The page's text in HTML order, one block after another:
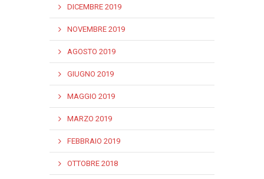
DICEMBRE 2019
NOVEMBRE 2019
AGOSTO 2019
GIUGNO 2019
MAGGIO 2019
MARZO 2019
FEBBRAIO 2019
OTTOBRE 2018